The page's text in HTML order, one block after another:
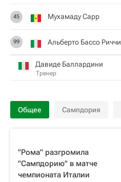
45 Мухамаду Сарр
99 Альберто Бассо Риччи
Давиде Баллардини
Тренер
Общее Сампдория
"Рома" разгромила
"Сампдорию" в матче
чемпионата Италии